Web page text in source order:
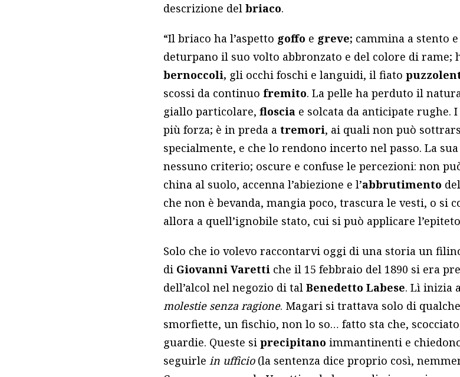
descrizione del briaco.
“Il briaco ha l’aspetto goffo e greve; cammina a stento e
deturpano il suo volto abbronzato e del colore di rame;
bernoccoli, gli occhi foschi e languidi, il fiato
scossi da continuo fremito. La pelle ha perduto il
giallo particolare, floscia e solcata da anticipate
più forza; è in preda a tremori, ai quali non può
specialmente, e che lo rendono incerto nel passo. La
nessuno criterio; oscure e confuse le percezioni: non
china al suolo, accenna l’abiezione e l’abbrutimento
che non è bevanda, mangia poco, trascura le vesti, o si
allora a quell’ignobile stato, cui si può applicare l’epiteto
Solo che io volevo raccontarvi oggi di una storia un
di Giovanni Varetti che il 15 febbraio del 1890 si era
dell’alcol nel negozio di tal Benedetto Labese. Lì inizia
molestie senza ragione. Magari si trattava solo di
smorfiette, un fischio, non lo so… fatto sta che,
guardie. Queste si precipitano immantinenti e
seguirle in ufficio(la sentenza dice proprio così,